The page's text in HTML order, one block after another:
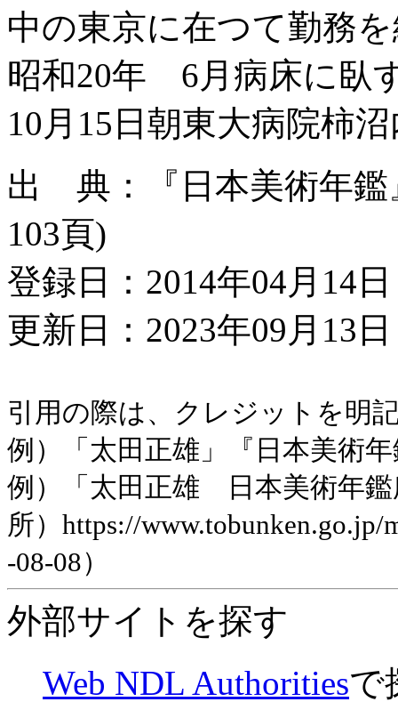
中の東京に在つて勤務
昭和20年 6月病床に臥
10月15日朝東大病院柿
出 典：『日本美術年鑑
103頁)
登録日：2014年04月14日
更新日：2023年09月13
引用の際は、クレジットを明
例）「太田正雄」『日本美術
例）「太田正雄 日本美術年鑑
所）https://
-08-08）
外部サイトを探す
Web NDL Authoritiesで